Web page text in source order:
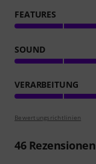
FEATURES
SOUND
VERARBEITUNG
Bewertungsrichtlinien
46Rezensionen